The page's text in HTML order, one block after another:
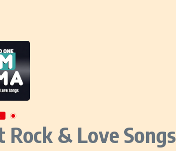
Rock & Love Songs